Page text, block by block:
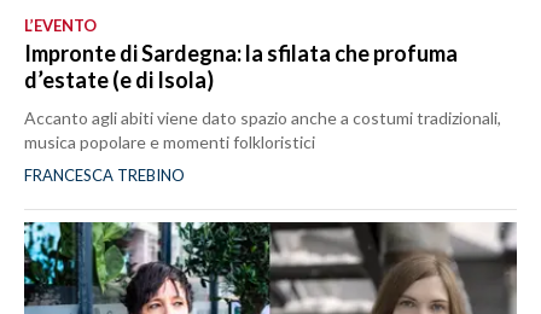
L’EVENTO
Impronte di Sardegna: la sfilata che profuma
d’estate (e di Isola)
Accanto agli abiti viene dato spazio anche a costumi tradizionali,
musica popolare e momenti folkloristici
FRANCESCA TREBINO